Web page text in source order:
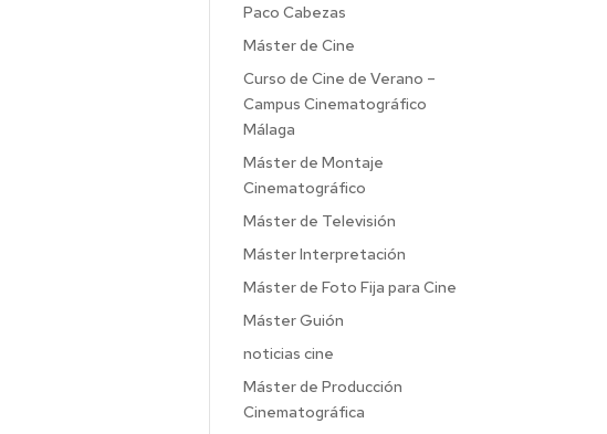
Paco Cabezas
Máster de Cine
Curso de Cine de Verano –
Campus Cinematográfico
Málaga
Máster de Montaje
Cinematográfico
Máster de Televisión
Máster Interpretación
Máster de Foto Fija para Cine
Máster Guión
noticias cine
Máster de Producción
Cinematográfica